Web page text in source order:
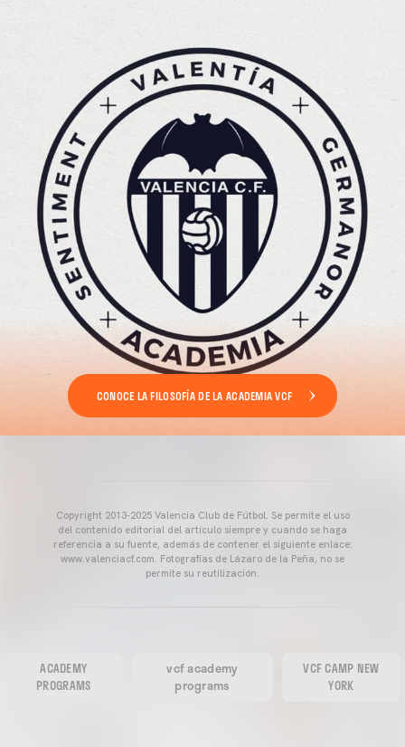
CONOCE LA FILOSOFÍA DE LA ACADEMIA VCF
Copyright 2013-2025 Valencia Club de Fútbol. Se permite el uso
del contenido editorial del artículo siempre y cuando se haga
referencia a su fuente, además de contener el siguiente enlace:
www.valenciacf.com. Fotografías de Lázaro de la Peña, no se
permite su reutilización.
ACADEMY
PROGRAMS
vcf academy
programs
VCF CAMP NEW
YORK